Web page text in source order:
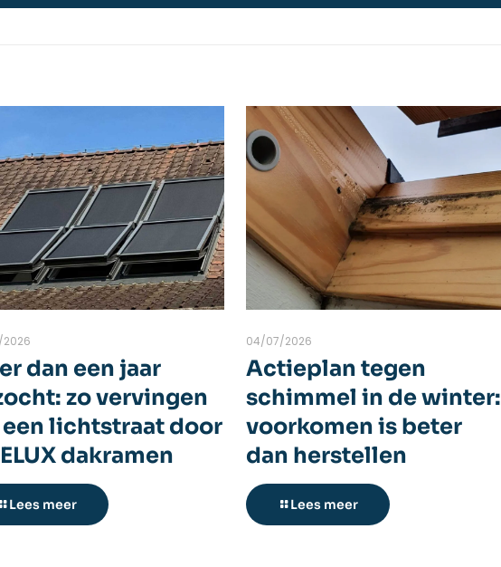
dan een jaar
zo vervingen
lichtstraat door
dakramen
Lees meer
04/07/2026
Actieplan tegen
schimmel in de winter:
voorkomen is beter
dan herstellen
Lees meer